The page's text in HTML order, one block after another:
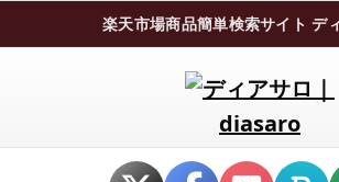
楽天市場商品簡単検索サイト デ